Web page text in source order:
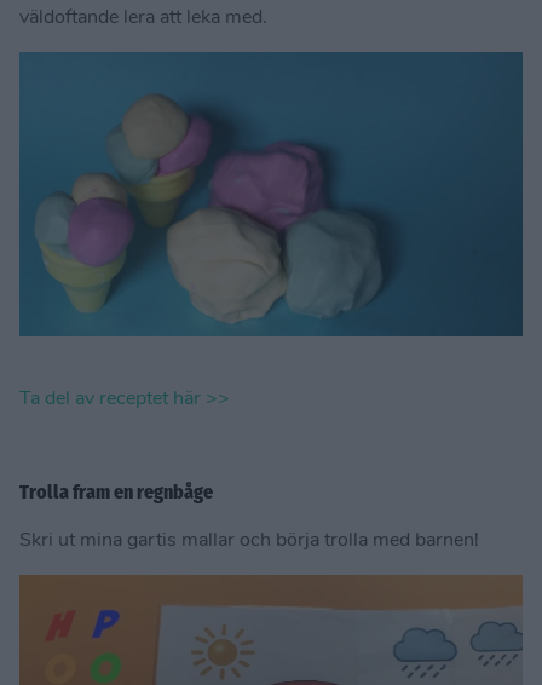
väldoftande lera att leka med.
Ta del av receptet här >>
Trolla fram en regnbåge
Skri ut mina gartis mallar och börja trolla med barnen!